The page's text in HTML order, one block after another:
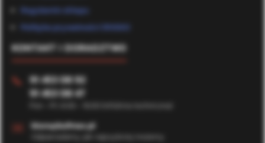
Regulamin sklepu
Polityka prywatności (RODO)
KONTAKT I DORADZTWO
📞 91 453 08 92
91 453 08 47
✉️ biuro@bufmax.pl
Odpowiadamy jak najszybciej możemy